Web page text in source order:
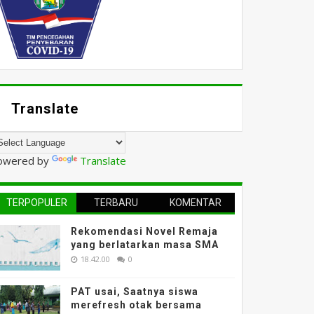
Translate
by Translate
TERPOPULER TERBARU KOMENTAR
Rekomendasi Novel Remaja
yang berlatarkan masa SMA
18.42.00 0
PAT usai, Saatnya siswa
merefresh otak bersama